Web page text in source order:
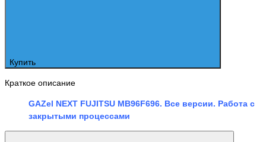
Купить
Краткое описание
GAZel NEXT FUJITSU MB96F696. Все версии. Работа с
закрытыми процессами